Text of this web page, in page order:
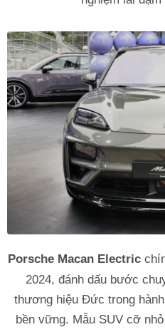
Porsche Macan Electric
2024, đánh dấu bước
thương hiệu Đức trong
bền vững. Mẫu SUV cỡ